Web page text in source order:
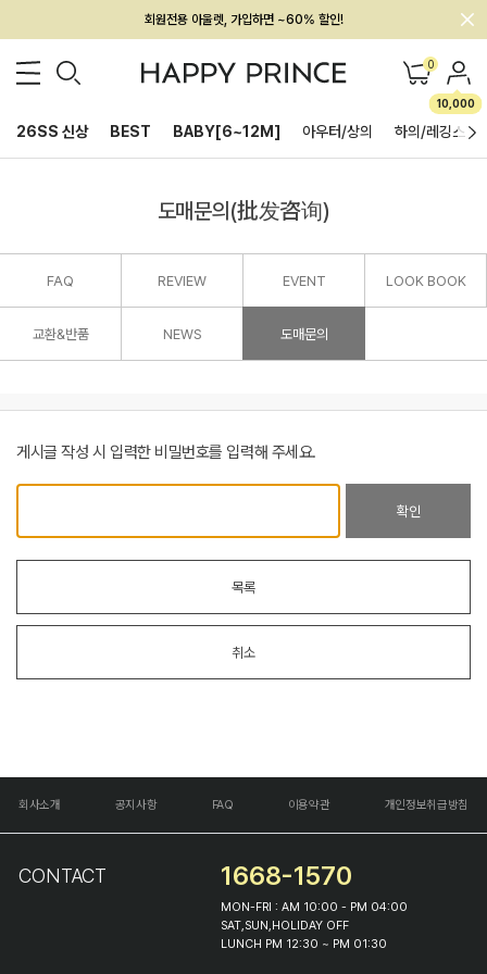
회원전용 아울렛, 가입하면 ~60% 할인!
멤버십 최대 28,000원 혜택 0
10,000
26SS 신상 BEST BABY[6~12M] 아우터/상의 하의/레깅스
도매문의(批发咨询)
FAQ REVIEW EVENT LOOK BOOK
교환&반품 NEWS 도매문의
게시글 작성 시 입력한 비밀번호를 입력해 주세요.
확인
목록
취소
회사소개 공지사항 FAQ 이용약관 개인정보취급방침
CONTACT 1668-1570
MON-FRI : AM 10:00 - PM 04:00
SAT,SUN,HOLIDAY OFF
LUNCH PM 12:30 ~ PM 01:30